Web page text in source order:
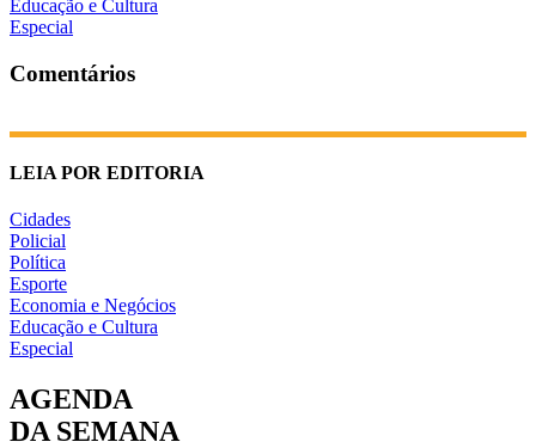
Educação e Cultura
Especial
Comentários
LEIA POR EDITORIA
Cidades
Policial
Política
Esporte
Economia e Negócios
Educação e Cultura
Especial
AGENDA
DA SEMANA